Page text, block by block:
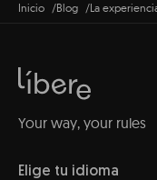
Inicio Blog La
Your way, your rules
Elige tu idioma